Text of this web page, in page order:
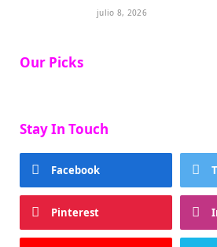
julio 8, 2026
Our Picks
Stay In Touch
Facebook
Pinterest